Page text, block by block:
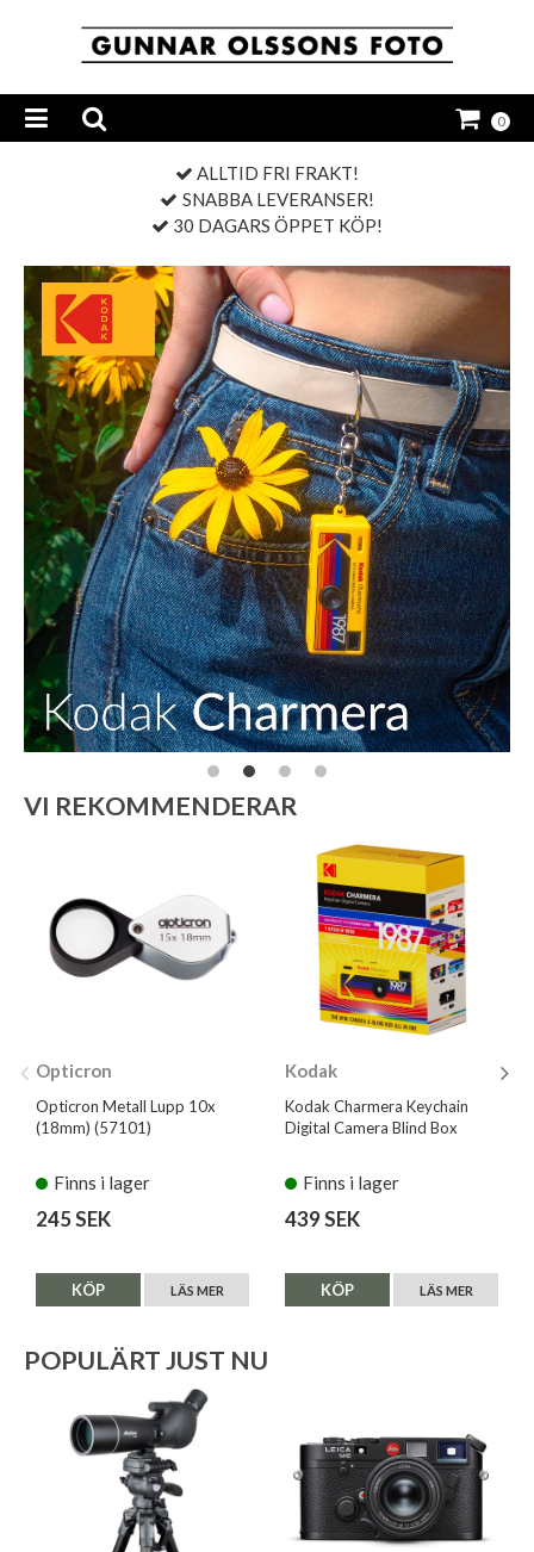
0
ALLTID FRI FRAKT!
SNABBA LEVERANSER!
30 DAGARS ÖPPET KÖP!
VI REKOMMENDERAR
Opticron
Opticron Metall Lupp 10x
(18mm) (57101)
Finns i lager
245 SEK
LÄS MER
KÖP
Kodak
Kodak Charmera Keychain
Digital Camera Blind Box
Finns i lager
439 SEK
LÄS MER
KÖP
POPULÄRT JUST NU